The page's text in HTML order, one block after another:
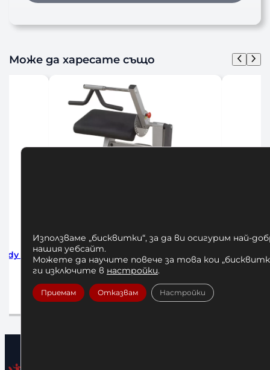
Може да харесате също
– Трицепс машина Body
Solid GCBT380
660,00€
Добавяне в количката
ВИСИЛКА ЗА
КОФИЧКИ BODY SOLID
Добавяне в количката
Използваме „бисквитки“, за да ви осигурим най-
нашия уебсайт.
Можете да научите повече за това кои
ги изключите в настройки.
Приемам Отказвам Настройки